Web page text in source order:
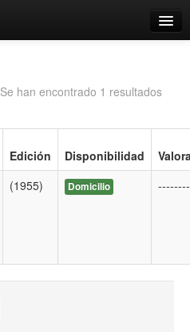
Se han encontrado 1 resultados
Edición Disponibilidad
(1955) Domicilio